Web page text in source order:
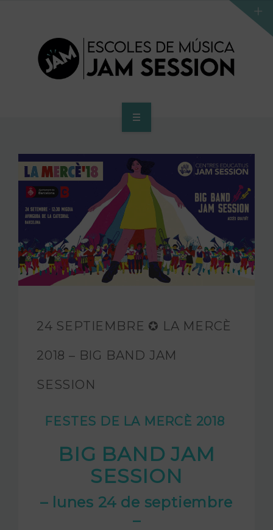
ESCUELA
PROGRAMA DE ACCESO AL SUPERIOR
CENTRO SUPERIOR
FUNDACIÓN JAM
CONTACTO
24 SEPTIEMBRE ✪ LA MERCÈ
2018 – BIG BAND JAM
SESSION
FESTES DE LA MERCÈ 2018
BIG BAND JAM
SESSION
– lunes 24 de septiembre
–